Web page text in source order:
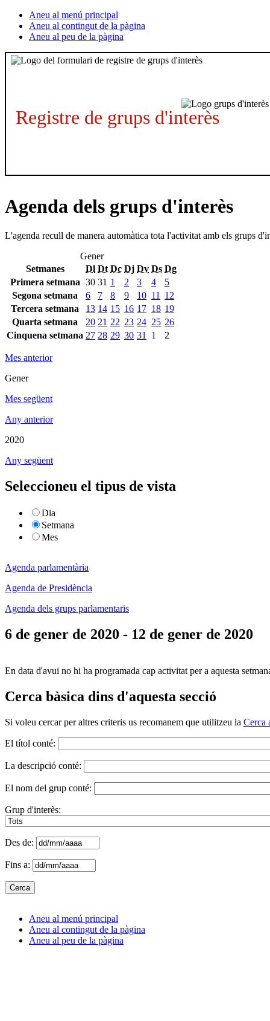
Aneu al menú principal
Aneu al contingut de la pàgina
Aneu al peu de la pàgina
Registre de grups d'interès
Agenda dels grups d'interès
L'agenda recull de manera automàtica tota l'activitat amb els grups
Gener
Setmanes
Dl Dt Dc Dj Dv Ds Dg
Primera setmana 30 31 1 2 3 4
5
Segona setmana
6 7 8 9 10 11
12
Tercera setmana
13 14 15 16 17 18 19
Quarta setmana
20 21 22 23 24 25 26
Cinquena setmana 27 28 29 30 31 1 2
Mes anterior
Gener
Mes següent
Any anterior
2020
Any següent
Seleccioneu el tipus de vista
Dia
Setmana
Mes
Agenda parlamentària
Agenda de Presidència
Agenda dels grups parlamentaris
6 de gener de 2020 - 12 de gener de 2020
En data d'avui no hi ha programada cap activitat per a aquesta
Cerca bàsica dins d'aquesta secció
Si voleu cercar per altres criteris us recomanem que utilitzeu la Cerca
El títol conté:
La descripció conté:
El nom del grup conté:
Grup d'interès:
Des de:
Fins a:
Aneu al menú principal
Aneu al contingut de la pàgina
Aneu al peu de la pàgina